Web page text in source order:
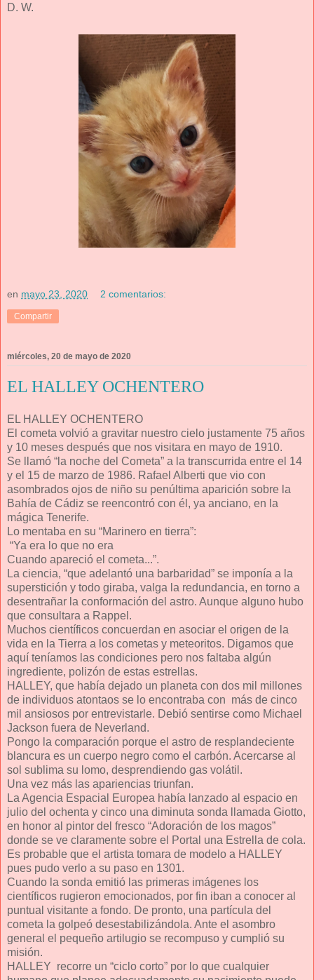
D. W.
en mayo 23, 2020 2 comentarios:
Compartir
miércoles, 20 de mayo de 2020
EL HALLEY OCHENTERO
EL HALLEY OCHENTERO
El cometa volvió a gravitar nuestro cielo justamente 75 años
y 10 meses después que nos visitara en mayo de 1910.
Se llamó “la noche del Cometa” a la transcurrida entre el 14
y el 15 de marzo de 1986. Rafael Alberti que vio con
asombrados ojos de niño su penúltima aparición sobre la
Bahía de Cádiz se reencontró con él, ya anciano, en la
mágica Tenerife.
Lo mentaba en su “Marinero en tierra”:
“Ya era lo que no era
Cuando apareció el cometa...”.
La ciencia, “que adelantó una barbaridad” se imponía a la
superstición y todo giraba, valga la redundancia, en torno a
desentrañar la conformación del astro. Aunque alguno hubo
que consultara a Rappel.
Muchos científicos concuerdan en asociar el origen de la
vida en la Tierra a los cometas y meteoritos. Digamos que
aquí teníamos las condiciones pero nos faltaba algún
ingrediente, polizón de estas estrellas.
HALLEY, que había dejado un planeta con dos mil millones
de individuos atontaos se lo encontraba con más de cinco
mil ansiosos por entrevistarle. Debió sentirse como Michael
Jackson fuera de Neverland.
Pongo la comparación porque el astro de resplandeciente
blancura es un cuerpo negro como el carbón. Acercarse al
sol sublima su lomo, desprendiendo gas volátil.
Una vez más las apariencias triunfan.
La Agencia Espacial Europea había lanzado al espacio en
julio del ochenta y cinco una diminuta sonda llamada Giotto,
en honor al pintor del fresco “Adoración de los magos”
donde se ve claramente sobre el Portal una Estrella de cola.
Es probable que el artista tomara de modelo a HALLEY
pues pudo verlo a su paso en 1301.
Cuando la sonda emitió las primeras imágenes los
científicos rugieron emocionados, por fin iban a conocer al
puntual visitante a fondo. De pronto, una partícula del
cometa la golpeó desestabilizándola. Ante el asombro
general el pequeño artilugio se recompuso y cumplió su
misión.
HALLEY recorre un “ciclo corto” por lo que cualquier